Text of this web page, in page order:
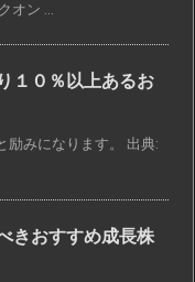
オン ...
１０％以上あるお
励みになります。 出典:
きおすすめ成長株